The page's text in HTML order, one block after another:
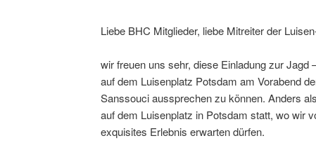
Liebe BHC Mitglieder, liebe Mitreiter der
wir freuen uns sehr, diese Einladung zur
auf dem Luisenplatz Potsdam am Vorabend
Sanssouci aussprechen zu können. Anders
auf dem Luisenplatz in Potsdam statt, wo wir
exquisites Erlebnis erwarten dürfen.